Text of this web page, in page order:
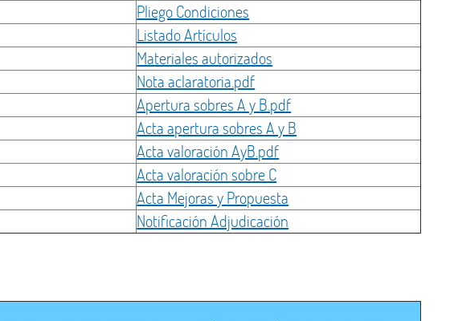
Pliego Condiciones
Listado Artículos
Materiales autorizados
Nota aclaratoria.pdf
Apertura sobres A y B.pdf
Acta apertura sobres A y B
Acta valoración AyB.pdf
Acta valoración sobre C
Acta Mejoras y Propuesta
Notificación Adjudicación